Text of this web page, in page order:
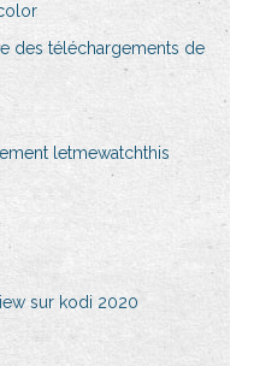
des téléchargements de
letmewatchthis
sur kodi 2020